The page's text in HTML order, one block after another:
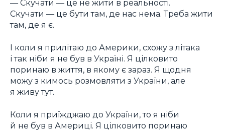
— Скучати — це не жити в реальності.
Скучати — це бути там, де нас нема. Треба жити
там, де я є.
І коли я прилітаю до Америки, схожу з літака
і так ніби я не був в Україні. Я цілковито
поринаю в життя, в якому є зараз. Я щодня
можу з кимось розмовляти з України, але
я живу тут.
Коли я приїжджаю до України, то я ніби
й не був в Америці. Я цілковито поринаю